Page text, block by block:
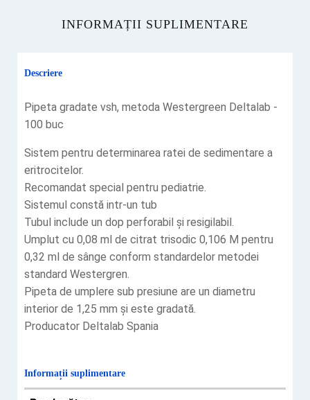
INFORMAȚII SUPLIMENTARE
Descriere
Pipeta gradate vsh, metoda Westergreen Deltalab -
100 buc
Sistem pentru determinarea ratei de sedimentare a
eritrocitelor.
Recomandat special pentru pediatrie.
Sistemul constă intr-un tub
Tubul include un dop perforabil și resigilabil.
Umplut cu 0,08 ml de citrat trisodic 0,106 M pentru
0,32 ml de sânge conform standardelor metodei
standard Westergren.
Pipeta de umplere sub presiune are un diametru
interior de 1,25 mm și este gradată.
Producator Deltalab Spania
Informații suplimentare